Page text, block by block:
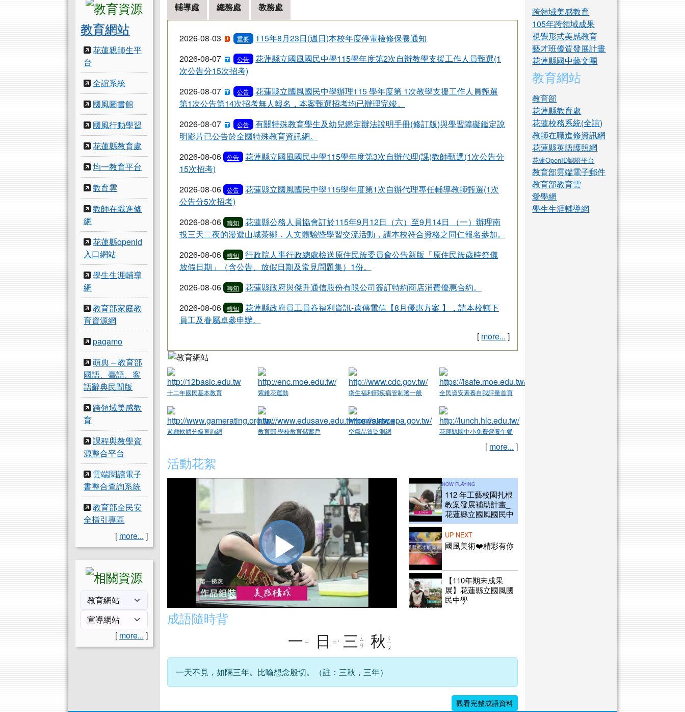
教育網站
花蓮親師生平
台
全誼系統
國風圖書館
國風行動學習
花蓮縣教育處
均一教育平台
教育雲
教師在職進修
網
花蓮縣openid
入口網站
學生生涯輔導
網
教育部家庭教
育資源網
pagamo
萌典 – 教育部
國語、臺語、客
語辭典民間版
跨領域美感教
育
課程與教學資
源整合平台
雲端閱讀電子
書整合查詢系統
教育部全民安
全指引專區
[ more... ]
[ more... ]
輔導處 總務處 教務處
2026-08-03 重要
115年8月23日(週日)本校年度停電檢修保養通知
2026-08-07
公告
花蓮縣立國風國民中學115學年度第2次自辦教學支援工作人員甄選(1
次公告分15次招考)
2026-08-07
公告
花蓮縣立國風國民中學辦理115 學年度第 1次教學支援工作人員甄選
第1次公告第14次招考無人報名，本案甄選招考均已辦理完竣。
2026-08-07
公告
有關特殊教育學生及幼兒鑑定辦法說明手冊(修訂版)與學習障礙鑑定說
明影片已公告於全國特殊教育資訊網。
2026-08-06
公告
花蓮縣立國風國民中學115學年度第3次自辦代理(課)教師甄選(1次公告分
15次招考)
2026-08-06
公告
花蓮縣立國風國民中學115學年度第1次自辦代理專任輔導教師甄選(1次
公告分5次招考)
2026-08-06
轉知
花蓮縣公務人員協會訂於115年9月12日（六）至9月14日 （一）辦理南
投三天二夜的漫遊山城茶鄉．人文體驗暨學習交流活動，請本校符合資格之同仁報名參加。
2026-08-06
轉知
行政院人事行政總處檢送原住民族委員會公告新版「原住民族歲時祭儀
放假日期」（含公告、放假日期及常見問題集）1份。
2026-08-06
轉知
花蓮縣政府與傑升通信股份有限公司簽訂特約商店消費優惠合約。
2026-08-06
轉知
花蓮縣政府員工員眷福利資訊-遠傳電信【8月優惠方案 】，請本校轄下
員工及眷屬卓參申辦。
[ more... ]
十二年國民基本教育 紫錐花運動
衛生福利部疾病管制署一般
全民資安素養自我評量首頁
遊戲軟體分級查詢網 教育部 學校教育儲蓄戶 空氣品質監測網
花蓮縣國中小免費營養午餐
[ more... ]
下中區域內容
活動花絮
播
放
影
NOW PLAYING
112 年工藝校園扎根
教案發展補助計畫_
花蓮縣立國風國民中
學
UP NEXT
國風美術❤️精彩有你
【110年期末成果
展】花蓮縣立國風國
民中學
； 伴奏柴翔升 ； 指
手歌 二部合奏 指揮
徐可恩； 伴奏 張登
成語隨時背
一 ㄧ 日 ㄖ ˋ 三
ㄙ
ㄢ
秋
ㄑ
ㄧ
ㄡ
一天不見，如隔三年。比喻想念殷切。（註：三秋，三年）
觀看完整成語資料
跨領域美感教育
105年跨領域成果
視覺形式美感教育
藝才班優質發展計畫
花蓮縣國中藝文團
教育網站
教育部
花蓮縣教育處
花蓮校務系統(全誼)
教師在職進修資訊網
花蓮縣英語護照網
花蓮OpenID認證平台
教育部雲端電子郵件
教育部教育雲
愛學網
學生生涯輔導網